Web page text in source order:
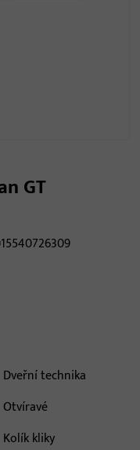
GT
Dveřní technika
Otvíravé
Kolík kliky